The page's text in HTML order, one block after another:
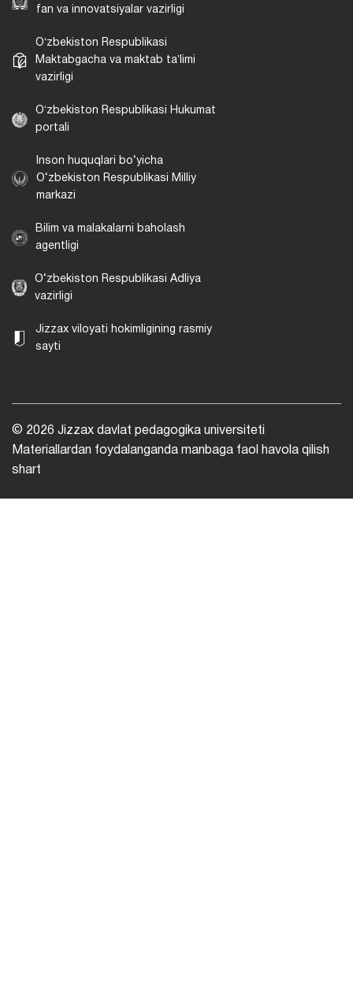
fan va innovatsiyalar vazirligi
Oʻzbekiston Respublikasi
Maktabgacha va maktab taʼlimi
vazirligi
Oʻzbekiston Respublikasi Hukumat
portali
Inson huquqlari bo‘yicha
O‘zbekiston Respublikasi Milliy
markazi
Bilim va malakalarni baholash
agentligi
O‘zbekiston Respublikasi Adliya
vazirligi
Jizzax viloyati hokimligining rasmiy
sayti
© 2026 Jizzax davlat pedagogika universiteti
Materiallardan foydalanganda manbaga faol havola qilish
shart